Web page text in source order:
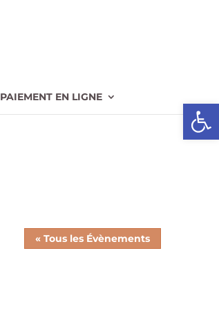
Ouvrir
PAIEMENT EN LIGNE
« Tous les Évènements